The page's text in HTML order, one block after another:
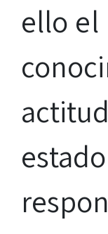
ello el